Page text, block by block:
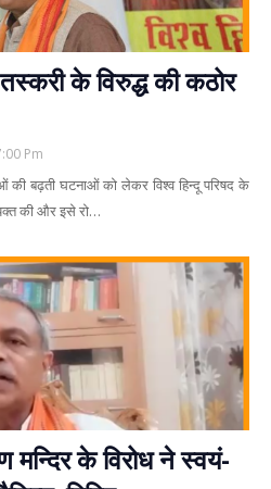
तस्करी के विरुद्ध की कठोर
Pm
की बढ़ती घटनाओं को लेकर विश्व हिन्दू परिषद के
की और इसे रो…
मन्दिर के विरोध ने स्वयं-